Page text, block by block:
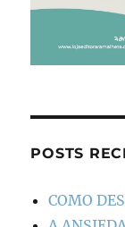
POSTS
COMO